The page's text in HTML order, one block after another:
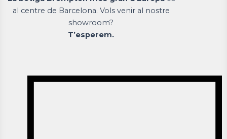
al centre de Barcelona. Vols venir al nostre
showroom?
T’esperem.